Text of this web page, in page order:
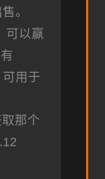
。
可以赢
用于
那个